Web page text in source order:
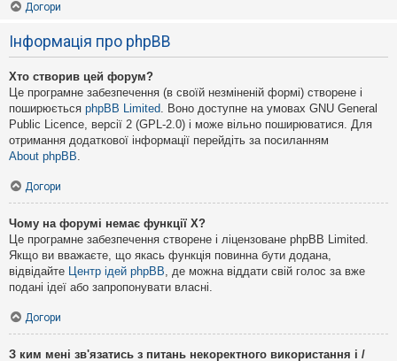
Догори
Інформація про phpBB
Хто створив цей форум?
Це програмне забезпечення (в своїй незміненій формі) створене і
поширюється phpBB Limited. Воно доступне на умовах GNU General
Public Licence, версії 2 (GPL-2.0) і може вільно поширюватися. Для
отримання додаткової інформації перейдіть за посиланням
About phpBB.
Догори
Чому на форумі немає функції X?
Це програмне забезпечення створене і ліцензоване phpBB Limited.
Якщо ви вважаєте, що якась функція повинна бути додана,
відвідайте Центр ідей phpBB, де можна віддати свій голос за вже
подані ідеї або запропонувати власні.
Догори
З ким мені зв'язатись з питань некоректного використання і /